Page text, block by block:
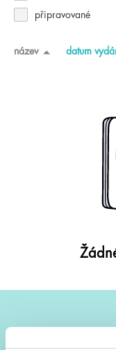
připravované
název datum